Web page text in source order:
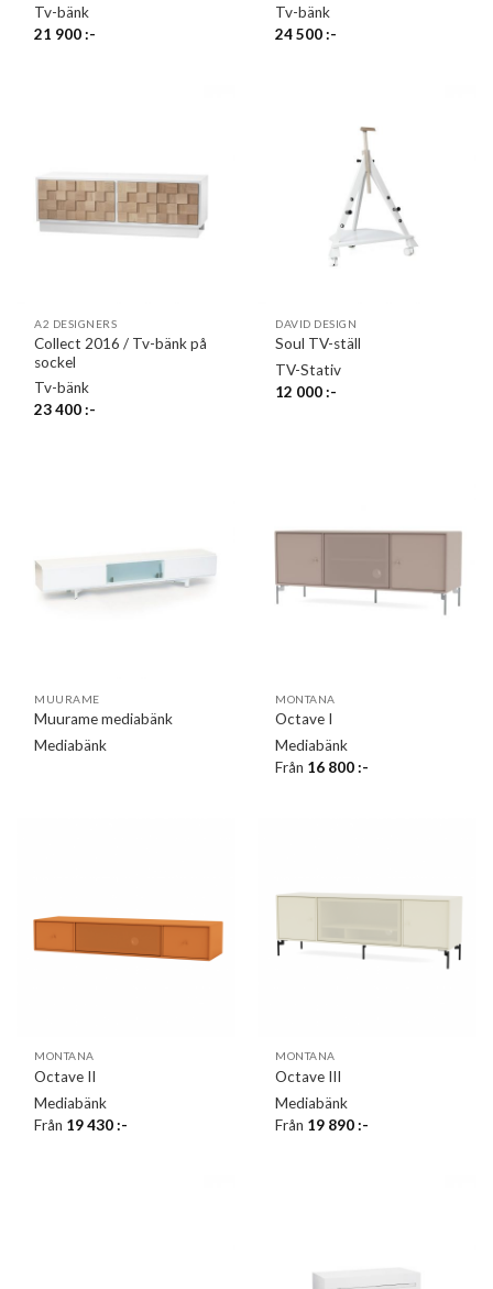
Tv-bänk
21 900:-
Tv-bänk
24 500:-
A2 DESIGNERS
Collect 2016 / Tv-bänk på
sockel
Tv-bänk
23 400:-
DAVID DESIGN
Soul TV-ställ
TV-Stativ
12 000:-
MUURAME
Muurame mediabänk
Mediabänk
MONTANA
Octave I
Mediabänk
Från 16 800:-
MONTANA
Octave II
Mediabänk
Från 19 430:-
MONTANA
Octave III
Mediabänk
Från 19 890:-